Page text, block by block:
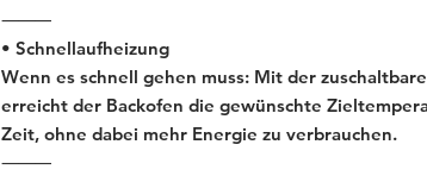
⸻
• Schnellaufheizung
Wenn es schnell gehen muss: Mit der
erreicht der Backofen die gewünschte
Zeit, ohne dabei mehr Energie zu verbrauchen.
⸻